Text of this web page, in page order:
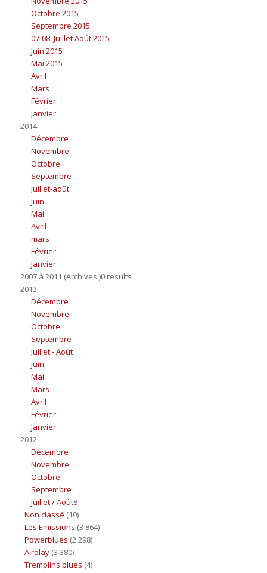
Octobre 2015
Septembre 2015
07-08. Juillet Août 2015
Juin 2015
Mai 2015
Avril
Mars
Février
Janvier
2014
Décembre
Novembre
Octobre
Septembre
Juillet-août
Juin
Mai
Avril
mars
Février
Janvier
2007 à 2011 (Archives )0 results
2013
Décembre
Novembre
Octobre
Septembre
Juillet - Août
Juin
Mai
Mars
Avril
Février
Janvier
2012
Décembre
Novembre
Octobre
Septembre
Juillet / Août8
Non classé (10)
Les Emissions (3 864)
Powerblues (2 298)
Airplay(3 380)
Tremplins blues (4)